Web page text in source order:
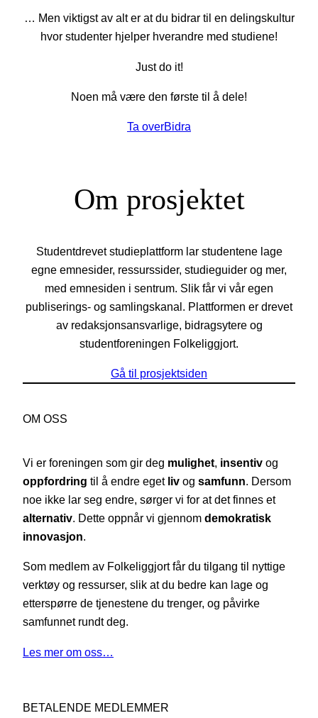
… Men viktigst av alt er at du bidrar til en delingskultur
hvor studenter hjelper hverandre med studiene!
Just do it!
Noen må være den første til å dele!
Ta overBidra
Om prosjektet
Studentdrevet studieplattform lar studentene lage
egne emnesider, ressurssider, studieguider og mer,
med emnesiden i sentrum. Slik får vi vår egen
publiserings- og samlingskanal. Plattformen er drevet
av redaksjonsansvarlige, bidragsytere og
studentforeningen Folkeliggjort.
Gå til prosjektsiden
OM OSS
Vi er foreningen som gir deg mulighet, insentiv og
oppfordring til å endre eget liv og samfunn. Dersom
noe ikke lar seg endre, sørger vi for at det finnes et
alternativ. Dette oppnår vi gjennom demokratisk
innovasjon.
Som medlem av Folkeliggjort får du tilgang til nyttige
verktøy og ressurser, slik at du bedre kan lage og
etterspørre de tjenestene du trenger, og påvirke
samfunnet rundt deg.
Les mer om oss…
BETALENDE MEDLEMMER